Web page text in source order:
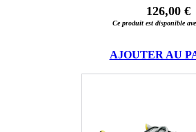
126,00 €
Ce produit est disponible
AJOUTER AU